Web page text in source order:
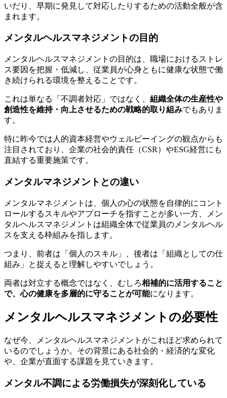
いだり、早期に発見して対応したりするための活動全般が含
まれます。
メンタルヘルスマネジメントの目的
メンタルヘルスマネジメントの目的は、職場におけるストレ
ス要因を把握・低減し、従業員が心身ともに健康な状態で働
き続けられる環境を整えることです。
これは単なる「不調者対応」ではなく、 組織全体の生産性や
創造性を維持・向上させるための戦略的取り組みでもありま
す。
特に昨今では人的資本経営やウェルビーイングの観点からも
注目されており、企業の社会的責任（CSR）やESG経営にも
直結する重要施策です。
メンタルマネジメントとの違い
メンタルマネジメントは、個人の心の状態を自律的にコント
ロールするスキルやアプローチを指すことが多い一方、メン
タルヘルスマネジメントは組織全体で従業員のメンタルヘル
スを支える枠組みを指します。
つまり、前者は「個人のスキル」、後者は「組織としての仕
組み」と捉えると理解しやすいでしょう。
両者は対立する概念ではなく、むしろ相補的に活用すること
で、心の健康を多層的に守ることが可能になります。
メンタルヘルスマネジメントの必要性
なぜ今、メンタルヘルスマネジメントがこれほど求められて
いるのでしょうか。その背景にある社会的・経済的な変化
や、企業が直面する課題を見ていきます。
メンタル不調による労働損失が深刻化している